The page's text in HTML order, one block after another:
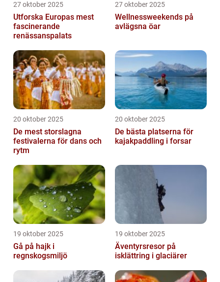
27 oktober 2025
Utforska Europas mest
fascinerande
renässanspalats
27 oktober 2025
Wellnessweekends på
avlägsna öar
20 oktober 2025
De mest storslagna
festivalerna för dans och
rytm
20 oktober 2025
De bästa platserna för
kajakpaddling i forsar
19 oktober 2025
Gå på hajk i
regnskogsmiljö
19 oktober 2025
Äventyrsresor på
isklättring i glaciärer